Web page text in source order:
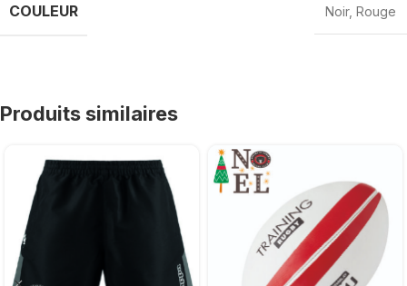
COULEUR Noir, Rouge
Produits similaires